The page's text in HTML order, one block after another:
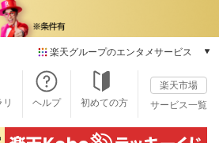
楽天グループのエンタメサービス
本/ゲーム/CD/DVD
楽天ブックス
電子書籍
楽天Kobo
ヘルプ 初めての方
楽天市場
サービス一覧